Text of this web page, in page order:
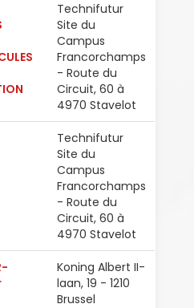
Technifutur
Site du
Campus
Francorchamps
- Route du
Circuit, 60 à
4970 Stavelot
Technifutur
Site du
Campus
Francorchamps
- Route du
Circuit, 60 à
4970 Stavelot
Koning Albert II-
laan, 19 - 1210
Brussel